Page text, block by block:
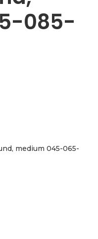
085-
medium 045-065-
045-065-085-105 aantal